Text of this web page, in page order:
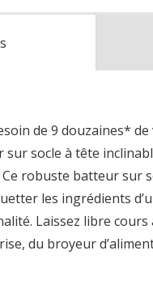
de 9 douzaines*
sur socle à tête
Ce robuste batteur sur
les ingrédients
Laissez libre
du broyeur